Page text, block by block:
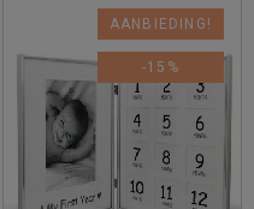
AANBIEDING!
-15%